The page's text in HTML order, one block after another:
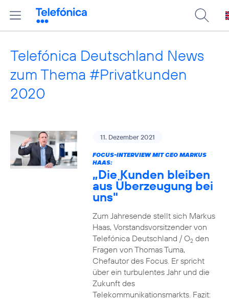
Telefónica Deutschland News
zum Thema #Privatkunden
2020
11. Dezember 2021
FOCUS-INTERVIEW MIT CEO MARKUS
HAAS:
„Die Kunden bleiben
aus Überzeugung bei
uns"
Zum Jahresende stellt sich Markus
Haas, Vorstandsvorsitzender von
Telefónica Deutschland / O2den
Fragen von Thomas Tuma,
Chefautor des Focus. Er spricht
über ein turbulentes Jahr und die
Zukunft des
Telekommunikationsmarkts. Fazit: